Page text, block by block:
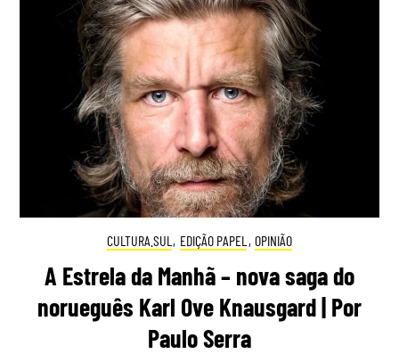
CULTURA.SUL , EDIÇÃO PAPEL , OPINIÃO
A Estrela da Manhã – nova saga do
norueguês Karl Ove Knausgard | Por
Paulo Serra